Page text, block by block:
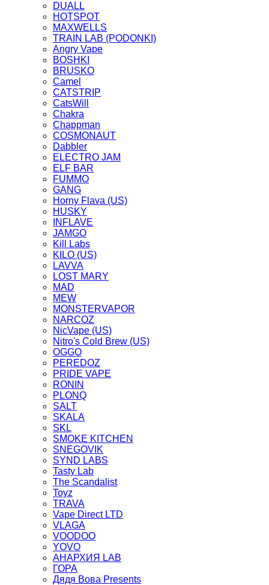
DUALL
HOTSPOT
MAXWELLS
TRAIN LAB (PODONKI)
Angry Vape
BOSHKI
BRUSKO
Camel
CATSTRIP
CatsWill
Chakra
Chappman
COSMONAUT
Dabbler
ELECTRO JAM
ELF BAR
FUMMO
GANG
Horny Flava (US)
HUSKY
INFLAVE
JAMGO
Kill Labs
KILO (US)
LAVVA
LOST MARY
MAD
MEW
MONSTERVAPOR
NARCOZ
NicVape (US)
Nitro's Cold Brew (US)
OGGO
PEREDOZ
PRIDE VAPE
RONIN
PLONQ
SALT
SKALA
SKL
SMOKE KITCHEN
SNEGOVIK
SYND LABS
Tasty Lab
The Scandalist
Toyz
TRAVA
Vape Direct LTD
VLAGA
VOODOO
YOVO
АНАРХИЯ LAB
ГОРА
Дядя Вова Presents